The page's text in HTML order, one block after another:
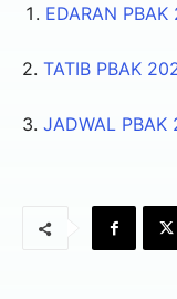
EDARAN PBAK
2. TATIB PBAK
3. JADWAL PBAK